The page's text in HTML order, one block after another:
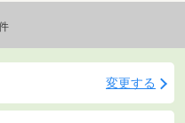
変更する